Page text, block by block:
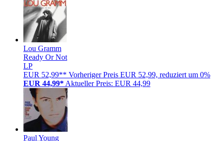
Lou Gramm
Ready Or Not
LP
EUR 52,99** Vorheriger Preis EUR 52,99, reduziert um 0%
EUR 44,99* Aktueller Preis: EUR 44,99
Paul Young